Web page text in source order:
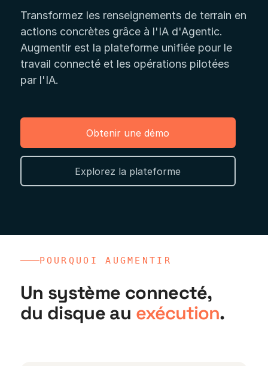
Transformez les renseignements de terrain en
actions concrètes grâce à l'IA d'Agentic.
Augmentir est la plateforme unifiée pour le
travail connecté et les opérations pilotées
par l'IA.
Obtenir une démo
Explorez la plateforme
✦Agents IA
Lean
Entretien Entraînement
Nouvel
POURQUOI AUGMENTIR
Un système connecté,
du disque au exécution.